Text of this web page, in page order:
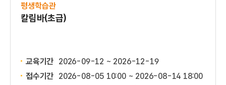
평생학습관
칼림바(초급)
교육기간 2026-09-12 ~ 2026-12-19
접수기간 2026-08-05 10:00 ~ 2026-08-14 18:00